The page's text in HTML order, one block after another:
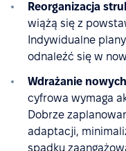
Reorganizacja
wiążą się z
Indywidualne
odnaleźć się w
Wdrażanie
cyfrowa wymaga
Dobrze
adaptacji,
spadku